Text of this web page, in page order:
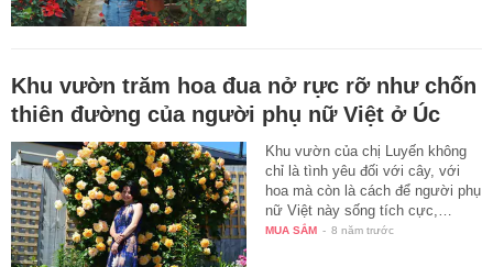
Khu vườn trăm hoa đua nở rực rỡ như chốn
thiên đường của người phụ nữ Việt ở Úc
Khu vườn của chị Luyến không
chỉ là tình yêu đối với cây, với
hoa mà còn là cách để người phụ
nữ Việt này sống tích cực,…
MUA SẮM - 8 năm trước